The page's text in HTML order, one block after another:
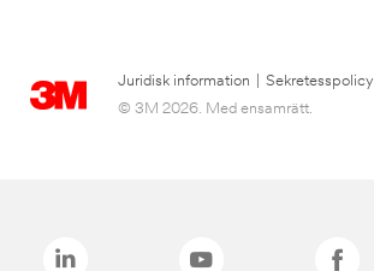
Juridisk information Sekretesspolicy
© 3M 2026. Med ensamrätt.